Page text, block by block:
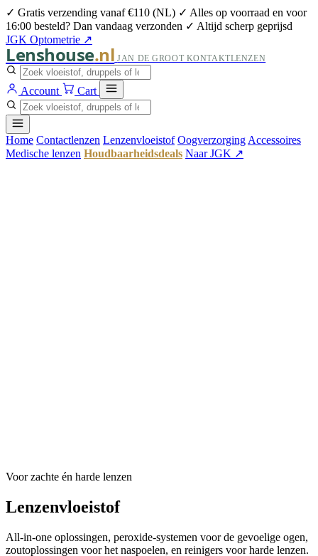
✓ Gratis verzending vanaf €110 (NL) ✓ Alles op voorraad en voor
16:00 besteld? Dan vandaag verzonden ✓ Altijd scherp geprijsd
JGK Optometrie ↗
Lenshouse.nl JAN DE GROOT KONTAKTLENZEN
Account Cart
Home Contactlenzen Lenzenvloeistof Oogverzorging Accessoires
Medische lenzen Houdbaarheidsdeals Naar JGK ↗
Voor zachte én harde lenzen
Lenzenvloeistof
All-in-one oplossingen, peroxide-systemen voor de gevoelige ogen,
zoutoplossingen voor het naspoelen, en reinigers voor harde lenzen.